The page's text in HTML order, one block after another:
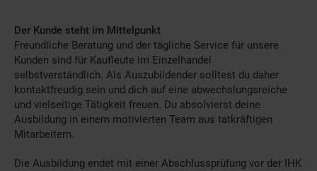
Der Kunde steht im Mittelpunkt
Freundliche Beratung und der tägliche Service für unsere
Kunden sind für Kaufleute im Einzelhandel
selbstverständlich. Als Auszubildender solltest du daher
kontaktfreudig sein und dich auf eine abwechslungsreiche
und vielseitige Tätigkeit freuen. Du absolvierst deine
Ausbildung in einem motivierten Team aus tatkräftigen
Mitarbeitern.
Die Ausbildung endet mit einer Abschlussprüfung vor der IHK